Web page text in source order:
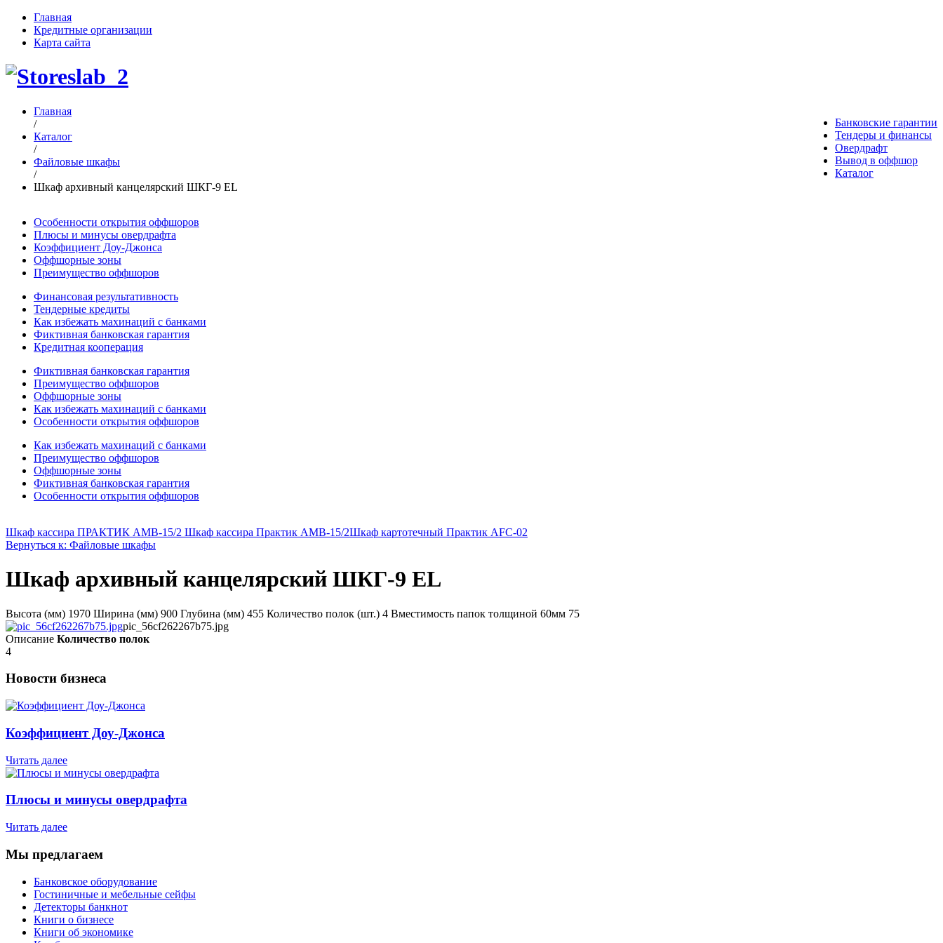
Главная
Кредитные организации
Карта сайта
Банковские гарантии
Тендеры и финансы
Овердрафт
Вывод в оффшор
Каталог
Главная
/
Каталог
/
Файловые шкафы
/
Шкаф архивный канцелярский ШКГ-9 EL
Особенности открытия оффшоров
Плюсы и минусы овердрафта
Коэффициент Доу-Джонса
Оффшорные зоны
Преимущество оффшоров
Финансовая результативность
Тендерные кредиты
Как избежать махинаций с банками
Фиктивная банковская гарантия
Кредитная кооперация
Фиктивная банковская гарантия
Преимущество оффшоров
Оффшорные зоны
Как избежать махинаций с банками
Особенности открытия оффшоров
Как избежать махинаций с банками
Преимущество оффшоров
Оффшорные зоны
Фиктивная банковская гарантия
Особенности открытия оффшоров
Шкаф кассира ПРАКТИК АМВ-15/2 Шкаф кассира Практик AMB-15/2Шкаф картотечный Практик AFC-02
Вернуться к: Файловые шкафы
Шкаф архивный канцелярский ШКГ-9 EL
Высота (мм) 1970 Ширина (мм) 900 Глубина (мм) 455 Количество полок (шт.) 4 Вместимость папок толщиной 60мм 75
pic_56cf262267b75.jpg
Описание Количество полок
4
Новости бизнеса
Коэффициент Доу-Джонса
Читать далее
Плюсы и минусы овердрафта
Читать далее
Мы предлагаем
Банковское оборудование
Гостиничные и мебельные сейфы
Детекторы банкнот
Книги о бизнесе
Книги об экономике